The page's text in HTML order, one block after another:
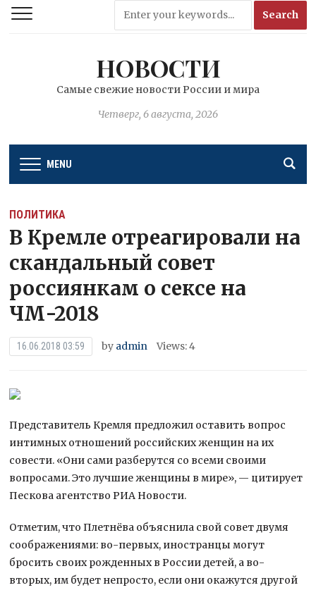
НОВОСТИ
Самые свежие новости России и мира
Четверг, 6 августа, 2026
MENU
ПОЛИТИКА
В Кремле отреагировали на
скандальный совет
россиянкам о сексе на
ЧМ-2018
16.06.2018 03:59 by admin Views: 4
Представитель Кремля предложил оставить вопрос
интимных отношений российских женщин на их
совести. «Они сами разберутся со всеми своими
вопросами. Это лучшие женщины в мире», — цитирует
Пескова агентство РИА Новости.
Отметим, что Плетнёва объяснила свой совет двумя
соображениями: во-первых, иностранцы могут
бросить своих рожденных в России детей, а во-
вторых, им будет непросто, если они окажутся другой